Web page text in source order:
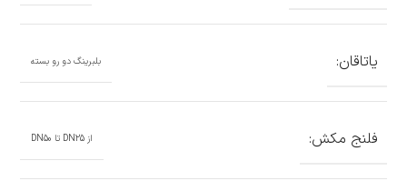
یاتاقان: بلبرینگ دو رو بسته
فلنج مکش: از DN25 تا DN50